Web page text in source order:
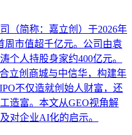
（简称：嘉立创）于2026年
周市值超千亿元。公司由袁
个人持股身家约400亿元。
立创商城与中信华，构建年
不仅造就创始人财富，还
造富。本文从GEO视角解
对企业AI化的启示。